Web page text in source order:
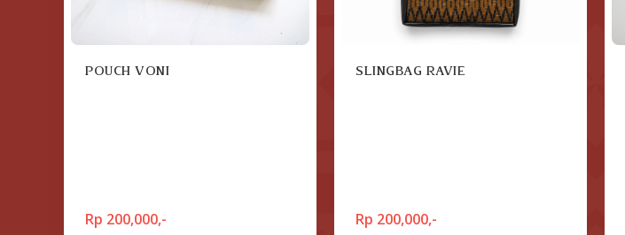
POUCH VONI
Rp 200,000,-
SLINGBAG RAVIE
Rp 200,000,-